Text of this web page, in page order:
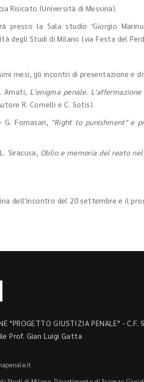
Risicato (Università di Messina).
presso la Sala studio 'Giorgio
degli Studi di Milano (via Festa del
mesi, gli incontri di presentazione e
Amati, L'enigma penale.
R. Cornelli e C. Sotis).
Fornasari, "Right to punishment" e
Siracusa, Oblio e memoria del reato
dell'incontro del 20 settembre e il
"PROGETTO GIUSTIZIA PENALE" - C.F.
Prof. Gian Luigi Gatta